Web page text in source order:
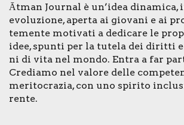
Ātman Jour­nal è un’idea dina­mi­ca,
evo­lu­zio­ne, aper­ta ai gio­va­ni e ai
te­men­te moti­va­ti a dedi­ca­re le
idee, spun­ti per la tute­la dei dirit­ti
ni di vita nel mon­do. Entra a far
Cre­dia­mo nel valo­re del­le
meri­to­cra­zia, con uno spi­ri­to
ren­te.